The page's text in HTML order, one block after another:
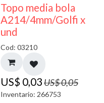
40% DESCUENTO
Topo media bola
A214/4mm/Golfi x
und
Cod: 03210
US$ 0,03US$0,05
Inventario: 266753